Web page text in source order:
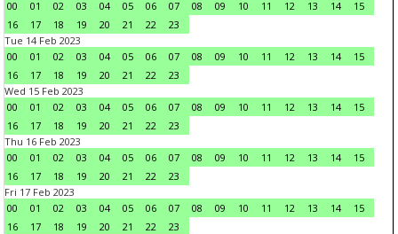
00
01 02 03 04 05 06 07 08 09 10 11 12 13 14
15
16
17 18 19 20 21 22
23
Tue 14 Feb 2023
00
01 02 03 04 05 06 07 08 09 10 11 12 13 14
15
16
17 18 19 20 21 22
23
Wed 15 Feb 2023
00
01 02 03 04 05 06 07 08 09 10 11 12 13 14
15
16
17 18 19 20 21 22
23
Thu 16 Feb 2023
00
01 02 03 04 05 06 07 08 09 10 11 12 13 14
15
16
17 18 19 20 21 22
23
Fri 17 Feb 2023
00
01 02 03 04 05 06 07 08 09 10 11 12 13 14
15
16
17 18 19 20 21 22
23